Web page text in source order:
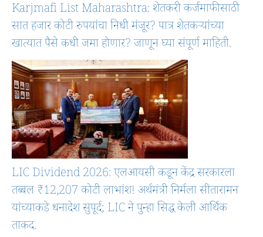
Karjmafi List Maharashtra: शेतकरी कर्जमाफीसाठी
सात हजार कोटी रुपयांचा निधी मंजूर? पात्र शेतकऱ्यांच्या
खात्यात पैसे कधी जमा होणार? जाणून घ्या संपूर्ण माहिती.
LIC Dividend 2026: एलआयसी कडून केंद्र सरकारला
तब्बल ₹12,207 कोटी लाभांश! अर्थमंत्री निर्मला सीतारामन
यांच्याकडे धनादेश सुपूर्द; LIC ने पुन्हा सिद्ध केली आर्थिक
ताकद.